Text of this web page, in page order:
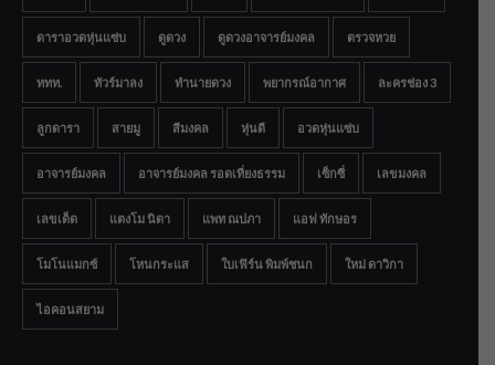
ดาราอวดหุ่นแซ่บ ดูดวง ดูดวงอาจารย์มงคล ตรวจหวย
ททท. ทัวร์มาลง ทำนายดวง พยากรณ์อากาศ ละครช่อง 3
ลูกดารา สายมู สีมงคล หุ่นดี อวดหุ่นแซ่บ
อาจารย์มงคล อาจารย์มงคล รอดเที่ยงธรรม เซ็กซี่ เลขมงคล
เลขเด็ด แตงโม นิดา แพท ณปภา แอฟ ทักษอร
โมโนแมกซ์ โหนกระแส ใบเฟิร์น พิมพ์ชนก ใหม่ ดาวิกา
ไอคอนสยาม